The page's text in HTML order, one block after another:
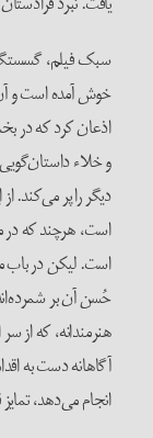
سبک فیلم،
خوش آمده است و آن
اذعان کرد که در
و خلاء
دیگر را پر می‌کند. از
است، هرچند که در
است. لیکن در باب
حُسن آن بر
هنرمندانه، که از
آگاهانه دست به
انجام می‌دهد،